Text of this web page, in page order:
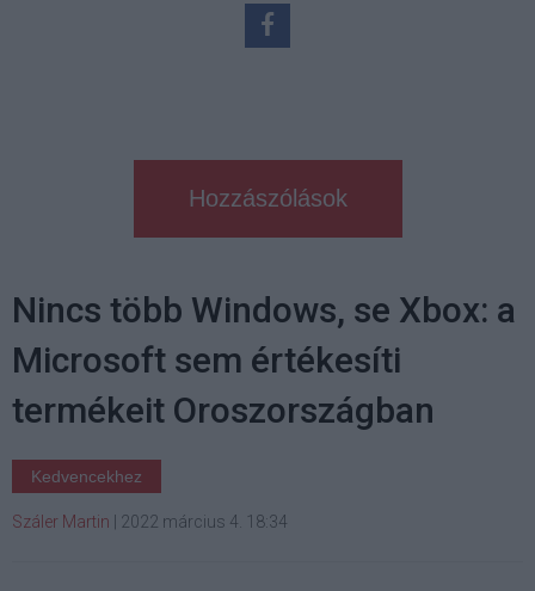
Hozzászólások
Nincs több Windows, se Xbox: a
Microsoft sem értékesíti
termékeit Oroszországban
Kedvencekhez
Száler Martin 2022 március 4. 18:34